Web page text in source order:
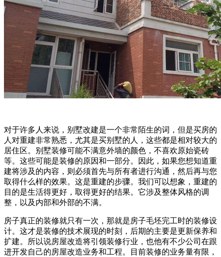
对于许多人来说，别墅改建是一个非常陌生的词，但是买房的
人对重建非常熟悉，尤其是买别墅的人，这些都是相对较大的
居住区。别墅装修可能不满意外墙的颜色，不喜欢原始瓷砖
等。这些可能是装修的原因和一部分。因此，如果您想知道重
建将涉及的内容，则必须首先与所有者进行沟通，然后再与您
取得什么样的效果。这是重建的步骤。我们可以想象，重建的
目的是生活得更好，取得更好的结果。它涉及整体风格的调
整，以及内部和外部的不满。
房子真正的装修就只有一次，那就是房子毛坯完工时的装修设
计。这才是装修的技术展现的时刻，后期的主要是更新保养和
扩建。所以说房屋改造将引领装修行业，也他有不少公司在跟
进开发自己的房屋改造业务和工程。目前装修的业务量有限，